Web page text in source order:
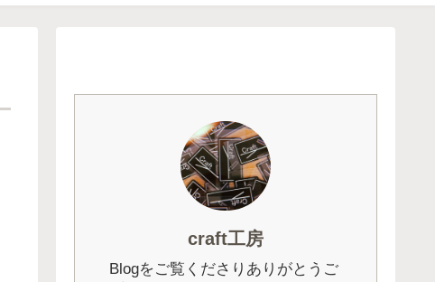
craft工房
Blogをご覧くださりありがとうご